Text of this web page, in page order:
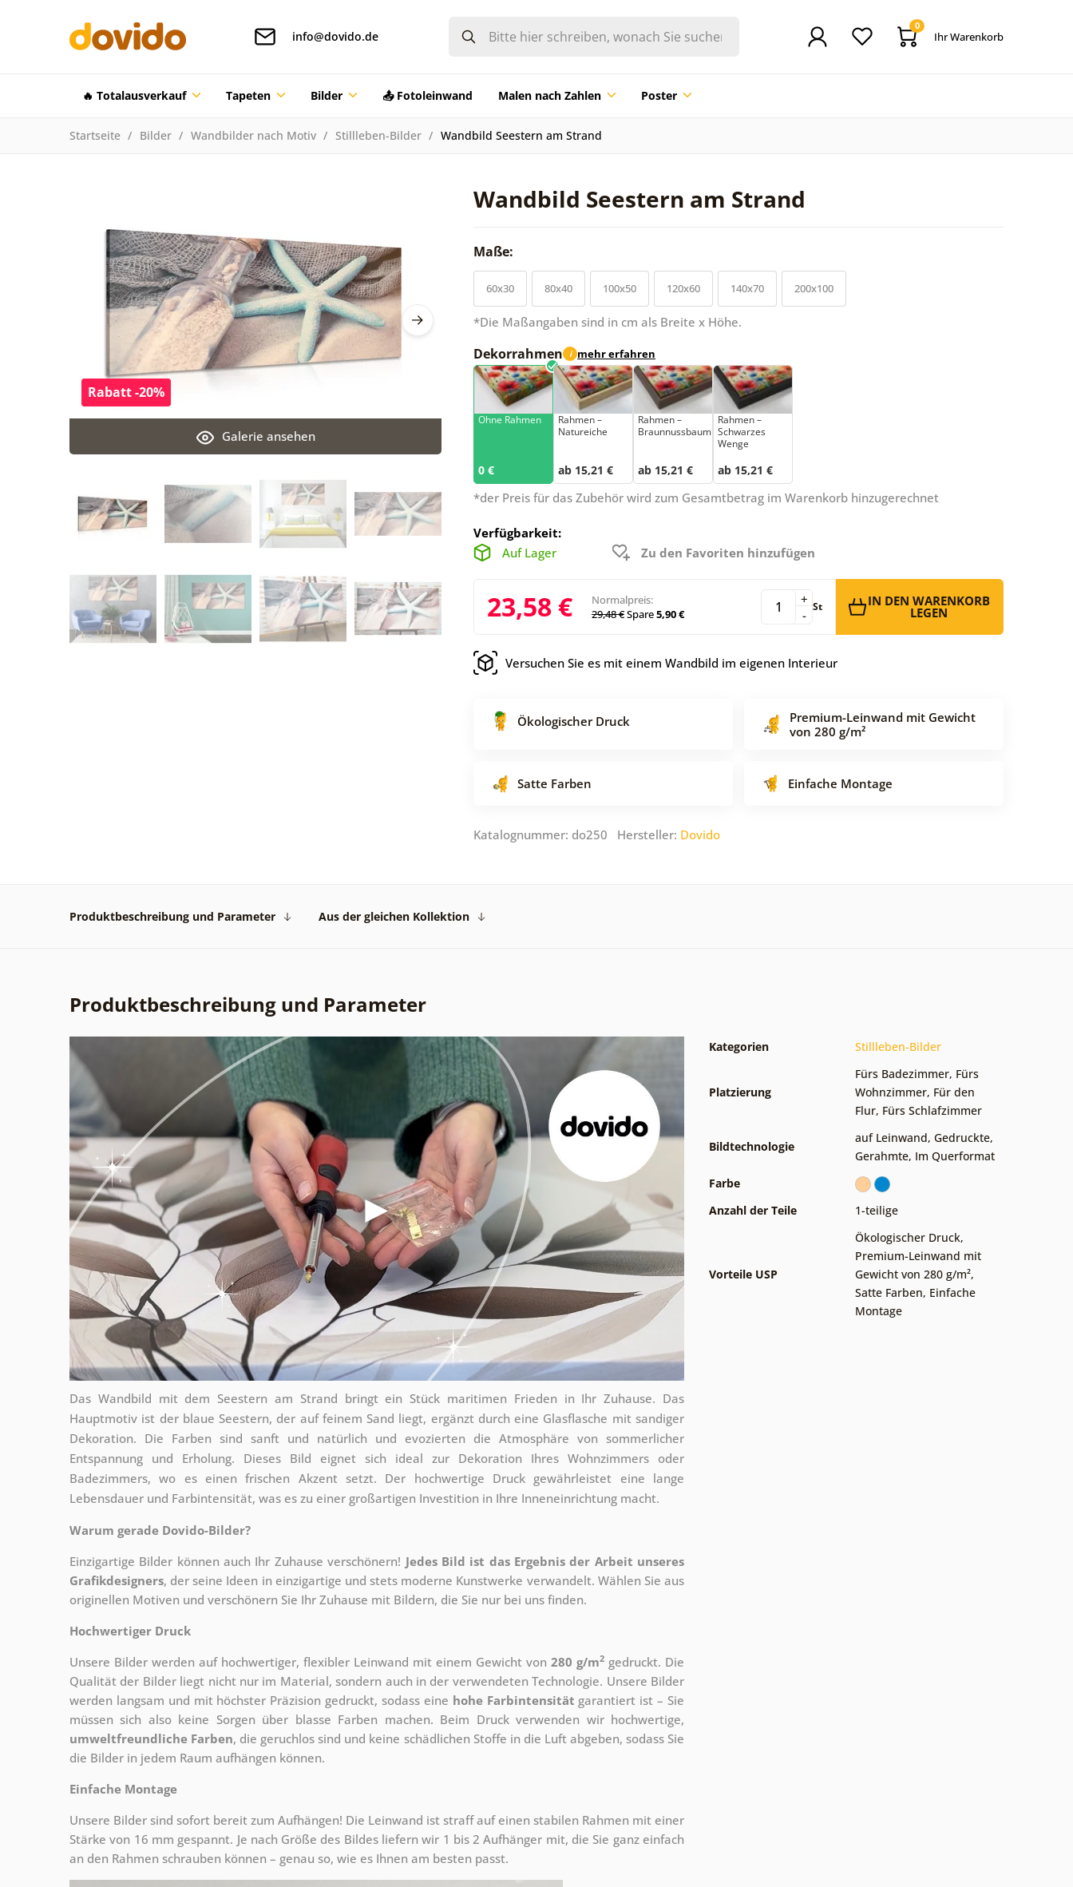
info@dovido.de
0
Ihr Warenkorb
🔥 Totalausverkauf Tapeten Bilder 📤 Fotoleinwand Malen nach Zahlen Poster
Startseite Bilder Wandbilder nach Motiv Stillleben-Bilder Wandbild Seestern am Strand
Wandbild Seestern am Strand
Galerie ansehen
Rabatt -20%
Maße:
60x30 80x40 100x50 120x60 140x70 200x100
*Die Maßangaben sind in cm als Breite x Höhe.
Dekorrahmen i mehr erfahren
Ohne Rahmen
0 €
Rahmen –
Natureiche
ab 15,21 €
Rahmen –
Braunnussbaum
ab 15,21 €
Rahmen –
Schwarzes
Wenge
ab 15,21 €
*der Preis für das Zubehör wird zum Gesamtbetrag im Warenkorb hinzugerechnet
Verfügbarkeit:
Auf Lager
Zu den Favoriten hinzufügen
23,58 €
Normalpreis:
29,48 €Spare5,90 € -
+ St IN DEN WARENKORB
LEGEN
Versuchen Sie es mit einem Wandbild im eigenen Interieur
Ökologischer Druck
Premium-Leinwand mit Gewicht
von 280 g/m²
Satte Farben Einfache Montage
Katalognummer: do250 Hersteller: Dovido
Produktbeschreibung und Parameter Aus der gleichen Kollektion
Produktbeschreibung und Parameter
Das Wandbild mit dem Seestern am Strand bringt ein Stück maritimen Frieden in Ihr Zuhause. Das
Hauptmotiv ist der blaue Seestern, der auf feinem Sand liegt, ergänzt durch eine Glasflasche mit sandiger
Dekoration. Die Farben sind sanft und natürlich und evozierten die Atmosphäre von sommerlicher
Entspannung und Erholung. Dieses Bild eignet sich ideal zur Dekoration Ihres Wohnzimmers oder
Badezimmers, wo es einen frischen Akzent setzt. Der hochwertige Druck gewährleistet eine lange
Lebensdauer und Farbintensität, was es zu einer großartigen Investition in Ihre Inneneinrichtung macht.
Warum gerade Dovido-Bilder?
Einzigartige Bilder können auch Ihr Zuhause verschönern! Jedes Bild ist das Ergebnis der Arbeit unseres
Grafikdesigners, der seine Ideen in einzigartige und stets moderne Kunstwerke verwandelt. Wählen Sie aus
originellen Motiven und verschönern Sie Ihr Zuhause mit Bildern, die Sie nur bei uns finden.
Hochwertiger Druck
Unsere Bilder werden auf hochwertiger, flexibler Leinwand mit einem Gewicht von 280 g/m2 gedruckt. Die
Qualität der Bilder liegt nicht nur im Material, sondern auch in der verwendeten Technologie. Unsere Bilder
werden langsam und mit höchster Präzision gedruckt, sodass eine hohe Farbintensität garantiert ist – Sie
müssen sich also keine Sorgen über blasse Farben machen. Beim Druck verwenden wir hochwertige,
umweltfreundliche Farben, die geruchlos sind und keine schädlichen Stoffe in die Luft abgeben, sodass Sie
die Bilder in jedem Raum aufhängen können.
Einfache Montage
Unsere Bilder sind sofort bereit zum Aufhängen! Die Leinwand ist straff auf einen stabilen Rahmen mit einer
Stärke von 16 mm gespannt. Je nach Größe des Bildes liefern wir 1 bis 2 Aufhänger mit, die Sie ganz einfach
an den Rahmen schrauben können – genau so, wie es Ihnen am besten passt.
Kategorien Stillleben-Bilder
Platzierung
Fürs Badezimmer, Fürs
Wohnzimmer, Für den
Flur, Fürs Schlafzimmer
Bildtechnologie
auf Leinwand, Gedruckte,
Gerahmte, Im Querformat
Farbe
Anzahl der Teile
1-teilige
Vorteile USP
Ökologischer Druck,
Premium-Leinwand mit
Gewicht von 280 g/m²,
Satte Farben, Einfache
Montage